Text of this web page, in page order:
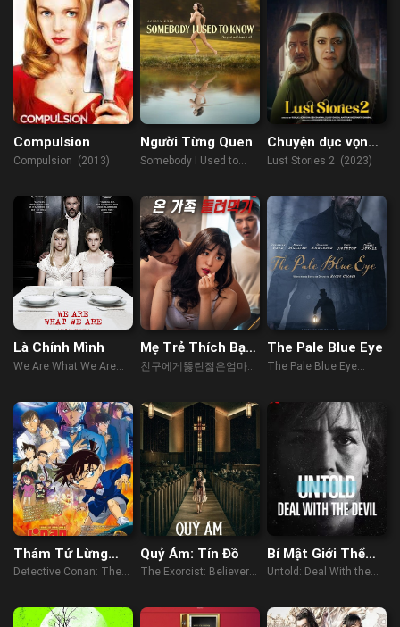
Compulsion
Compulsion (2013)
Người Từng Quen
Somebody I Used to
Chuyện dục vọng
2
Lust Stories 2 (2023)
Là Chính Mình
We Are What We Are
Mẹ Trẻ Thích Bạn
Của Con Trai
친구에게뚫린젊은엄마
The Pale Blue Eye
The Pale Blue Eye
Thám Tử Lừng
Danh Conan: Nàng
Detective Conan: The
(2022)
Quỷ Ám: Tín Đồ
The Exorcist: Believer
Bí Mật Giới Thể
Thao: Giao Kèo
Untold: Deal With the